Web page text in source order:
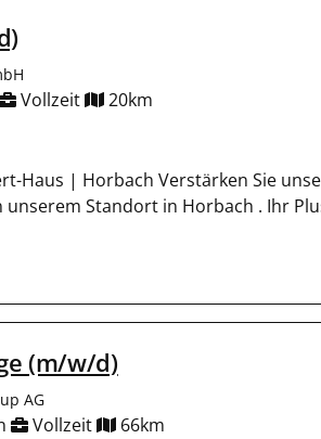
Vollzeit 20km
Haus | Horbach Verstärken Sie
Standort in Horbach . Ihr
(m/w/d)
AG
Vollzeit 66km